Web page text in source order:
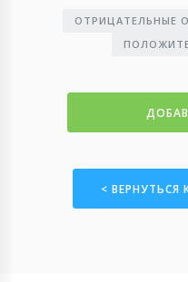
ОТРИЦАТЕЛЬНЫЕ
< ВЕРНУТЬСЯ